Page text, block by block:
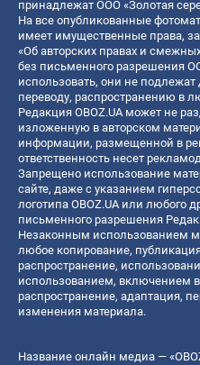
принадлежат ООО «Золотая
На все опубликованные
имеет имущественные права,
«Об авторских правах и
без письменного разрешения
использовать, они не
переводу, распространению в
Редакция OBOZ.UA может не
изложенную в авторском
информации, размещенной в
ответственность несет
Запрещено использование
сайте, даже с указанием
логотипа OBOZ.UA или любого
письменного разрешения
Незаконным использованием
любое копирование,
распространение,
использованием, включением в
распространение, адаптация,
изменения материала.
Название онлайн медиа —